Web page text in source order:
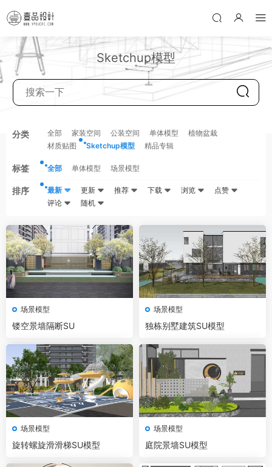
Sketchup模型
分类 全部 家装空间 公装空间 单体模型
植物盆栽
材质贴图
Sketchup模型 精品专辑
标签 全部 单体模型 场景模型
排序 最新 更新 推荐 下载 浏览
点赞
评论
随机
场景模型
镂空景墙隔断SU
场景模型
独栋别墅建筑SU模型
场景模型
旋转螺旋滑滑梯SU模型
场景模型
庭院景墙SU模型